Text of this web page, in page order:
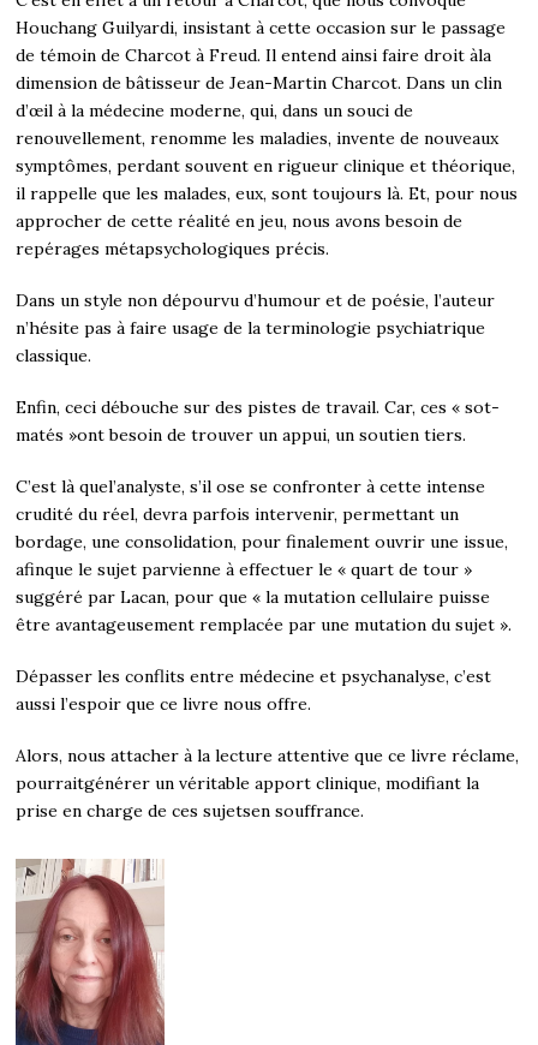
Houchang Guilyardi, insistant à cette occasion sur le passage
de témoin de Charcot à Freud. Il entend ainsi faire droit àla
dimension de bâtisseur de Jean-Martin Charcot. Dans un clin
d’œil à la médecine moderne, qui, dans un souci de
renouvellement, renomme les maladies, invente de nouveaux
symptômes, perdant souvent en rigueur clinique et théorique,
il rappelle que les malades, eux, sont toujours là. Et, pour nous
approcher de cette réalité en jeu, nous avons besoin de
repérages métapsychologiques précis.
Dans un style non dépourvu d’humour et de poésie, l’auteur
n’hésite pas à faire usage de la terminologie psychiatrique
classique.
Enfin, ceci débouche sur des pistes de travail. Car, ces « sot-
matés »ont besoin de trouver un appui, un soutien tiers.
C’est là quel’analyste, s’il ose se confronter à cette intense
crudité du réel, devra parfois intervenir, permettant un
bordage, une consolidation, pour finalement ouvrir une issue,
afinque le sujet parvienne à effectuer le « quart de tour »
suggéré par Lacan, pour que « la mutation cellulaire puisse
être avantageusement remplacée par une mutation du sujet ».
Dépasser les conflits entre médecine et psychanalyse, c’est
aussi l’espoir que ce livre nous offre.
Alors, nous attacher à la lecture attentive que ce livre réclame,
pourraitgénérer un véritable apport clinique, modifiant la
prise en charge de ces sujetsen souffrance.